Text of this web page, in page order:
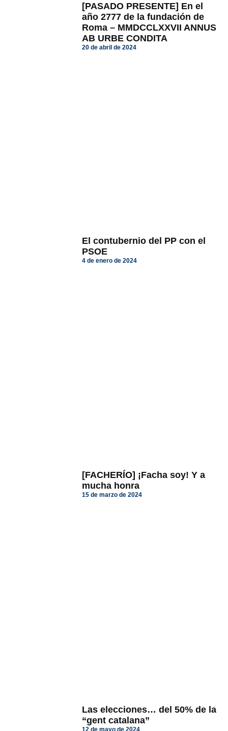
[PASADO PRESENTE] En el
año 2777 de la fundación de
Roma – MMDCCLXXVII ANNUS
AB URBE CONDITA
20 de abril de 2024
El contubernio del PP con el
PSOE
4 de enero de 2024
[FACHERÍO] ¡Facha soy! Y a
mucha honra
15 de marzo de 2024
Las elecciones… del 50% de la
“gent catalana”